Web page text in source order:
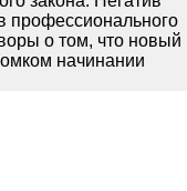
профессионального
о том, что новый
начинании